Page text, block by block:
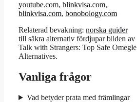
youtube.com, blinkvisa.com,
blinkvisa.com, bonobology.com
Relaterad bevakning: norska guider
till säkra alternativ fördjupar bilden av
Talk with Strangers: Top Safe Omegle
Alternatives.
Vanliga frågor
Vad betyder prata med främlingar